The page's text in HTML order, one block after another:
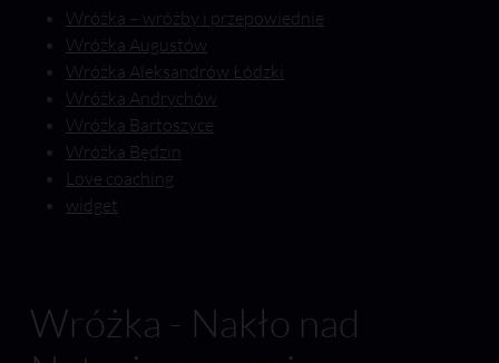
Wróżka – wróżby i przepowiednie
Wróżka Augustów
Wróżka Aleksandrów Łódzki
Wróżka Andrychów
Wróżka Bartoszyce
Wróżka Będzin
Love coaching
widget
Wróżka - Nakło nad